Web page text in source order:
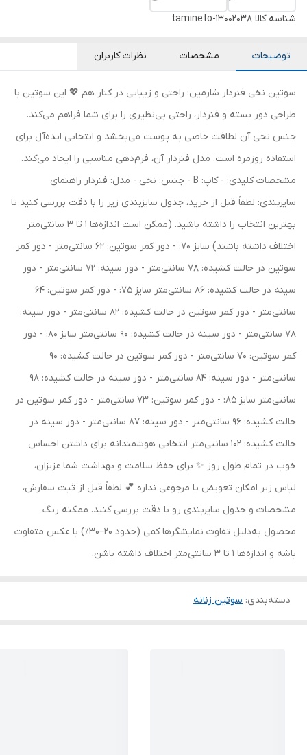
شناسه کالا tamineto-13002038
توضیحات مشخصات نظرات کاربران
سوتین نخی فنردار شارمین: راحتی و زیبایی در کنار هم 💖 این سوتین با
طراحی دور بسته و فنردار، راحتی بی‌نظیری را برای شما فراهم می‌کند.
جنس نخی آن لطافت خاصی به پوست می‌بخشد و انتخابی ایده‌آل برای
استفاده روزمره است. مدل فنردار آن، فرم‌دهی مناسبی را ایجاد می‌کند.
مشخصات کلیدی: - کاپ: B - جنس: نخی - مدل: فنردار راهنمای
سایزبندی: لطفاً قبل از خرید، جدول سایزبندی زیر را با دقت بررسی کنید تا
بهترین انتخاب را داشته باشید. (ممکن است اندازه‌ها 1 تا 3 سانتی‌متر
اختلاف داشته باشند) سایز 70: - دور کمر سوتین: 62 سانتی‌متر - دور کمر
سوتین در حالت کشیده: 78 سانتی‌متر - دور سینه: 72 سانتی‌متر - دور
سینه در حالت کشیده: 86 سانتی‌متر سایز 75: - دور کمر سوتین: 64
سانتی‌متر - دور کمر سوتین در حالت کشیده: 82 سانتی‌متر - دور سینه:
78 سانتی‌متر - دور سینه در حالت کشیده: 90 سانتی‌متر سایز 80: - دور
کمر سوتین: 70 سانتی‌متر - دور کمر سوتین در حالت کشیده: 90
سانتی‌متر - دور سینه: 84 سانتی‌متر - دور سینه در حالت کشیده: 98
سانتی‌متر سایز 85: - دور کمر سوتین: 73 سانتی‌متر - دور کمر سوتین در
حالت کشیده: 96 سانتی‌متر - دور سینه: 87 سانتی‌متر - دور سینه در
حالت کشیده: 102 سانتی‌متر انتخابی هوشمندانه برای داشتن احساس
خوب در تمام طول روز ✨ برای حفظ سلامت و بهداشت شما عزیزان،
لباس زیر امکان تعویض یا مرجوعی نداره 💕 لطفاً قبل از ثبت سفارش،
مشخصات و جدول سایزبندی رو با دقت بررسی کنید. ممکنه رنگ
محصول به‌دلیل تفاوت نمایشگرها کمی (حدود ۲۰–۳۰٪) با عکس متفاوت
باشه و اندازه‌ها ۱ تا ۳ سانتی‌متر اختلاف داشته باشن.
دسته‌بندی: سوتین زنانه